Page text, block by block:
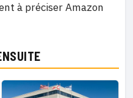
à préciser Amazon